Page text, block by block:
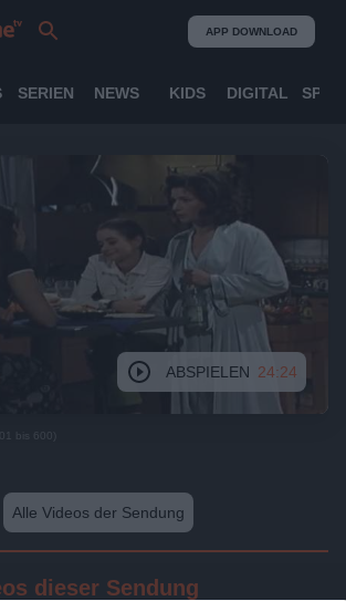
APP DOWNLOAD
SERIEN NEWS KIDS DIGITAL
ABSPIELEN 24:24
bis 600)
Alle Videos der Sendung
dieser Sendung